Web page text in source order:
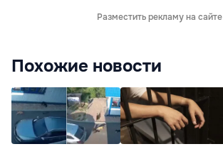
Разместить рекламу на сайте
Похожие новости